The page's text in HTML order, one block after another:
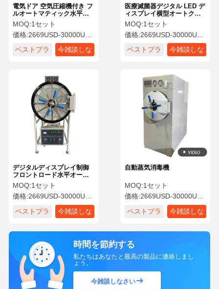
電気ドア 空気圧縮機付き フ
ルオートマティック水平オ
ートクラブ
MOQ:1セット
価格:2669USD-30000USD
ベストプラ
今雑談しな
医療滅菌器デジタル LED デ
ィスプレイ横型オートクレ
ーブ
MOQ:1セット
価格:2669USD-30000USD
ベストプラ
今雑談しな
デジタルディスプレイ制御
フロントロード水平オート
クラブ
MOQ:1セット
価格:2669USD-30000USD
ベストプラ
今雑談しな
自動蒸気消毒機
MOQ:1セット
価格:2669USD-30000USD
ベストプラ
今雑談しな
時間を節約する
私たちはあなたと最高の製品に連絡しまし
ょう。
今雑談しなさい